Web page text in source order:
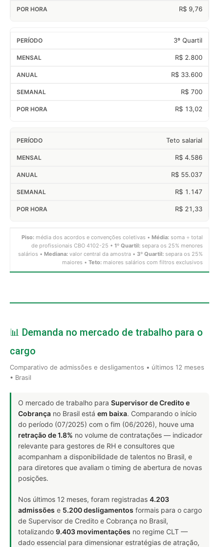
R$ 9,76
3º Quartil
R$ 2.800
R$ 33.600
R$ 700
R$ 13,02
Teto salarial
R$ 4.586
R$ 55.037
R$ 1.147
R$ 21,33
Piso: média dos acordos e convenções coletivas • Média: soma ÷ total
de profissionais CBO 4102-25 • 1º Quartil: separa os 25% menores
salários • Mediana: valor central da amostra • 3º Quartil: separa os 25%
maiores • Teto: maiores salários com filtros exclusivos
📊 Demanda no mercado de trabalho para o
cargo
Comparativo de admissões e desligamentos • últimos 12 meses
• Brasil
O mercado de trabalho para Supervisor de Credito e
Cobrança no Brasil está em baixa. Comparando o início
do período (07/2025) com o fim (06/2026), houve uma
retração de 1.8% no volume de contratações — indicador
relevante para gestores de RH e consultores que
acompanham a disponibilidade de talentos no Brasil, e
para diretores que avaliam o timing de abertura de novas
posições.
Nos últimos 12 meses, foram registradas 4.203
admissões e 5.200 desligamentos formais para o cargo
de Supervisor de Credito e Cobrança no Brasil,
totalizando 9.403 movimentações no regime CLT —
dado essencial para dimensionar estratégias de atração,